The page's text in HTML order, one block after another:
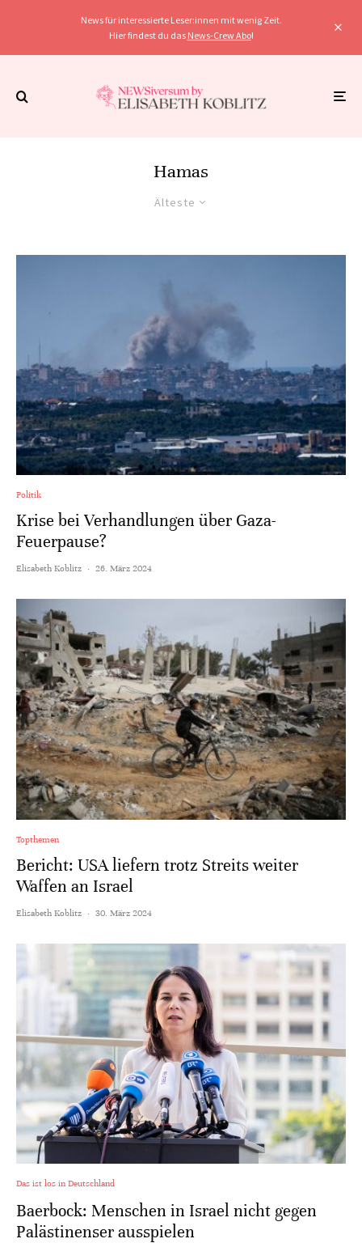
News für interessierte Leser:innen mit wenig Zeit.
Hier findest du das News-Crew Abo!
Hamas
Älteste
Politik
Krise bei Verhandlungen über Gaza-
Feuerpause?
Elisabeth Koblitz · 26. März 2024
Topthemen
Bericht: USA liefern trotz Streits weiter
Waffen an Israel
Elisabeth Koblitz · 30. März 2024
Das ist los in Deutschland
Baerbock: Menschen in Israel nicht gegen
Palästinenser ausspielen